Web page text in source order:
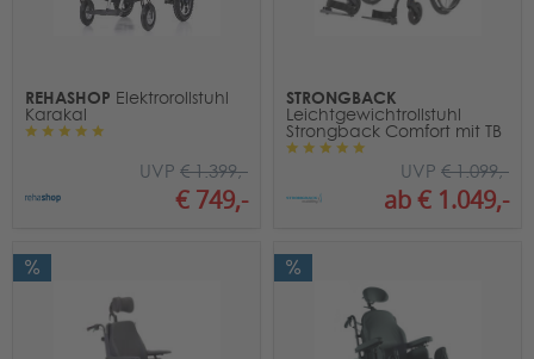
REHASHOP Elektrorollstuhl
Karakal
€ 749,-
UVP € 1.399,-
STRONGBACK
Leichtgewichtrollstuhl
Strongback Comfort mit TB
ab € 1.049,-
UVP € 1.099,-